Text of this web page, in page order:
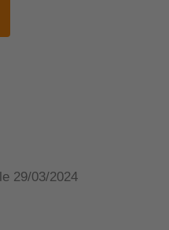
29/03/2024